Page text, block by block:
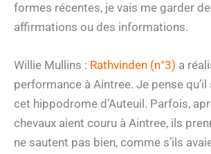
formes récentes, je vais me garder
affirmations ou des informations.
Willie Mullins : Rathvinden (n°3) a
performance à Aintree. Je pense qu’il
cet hippodrome d’Auteuil. Parfois,
chevaux aient couru à Aintree, ils
ne sautent pas bien, comme s’ils